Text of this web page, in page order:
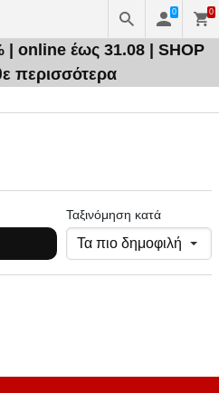
0 0
| online έως 31.08 | SHOP
περισσότερα
Ταξινόμηση κατά